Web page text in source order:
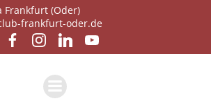
Zum
Inhalt
springen
Frankfurt (Oder)
frankfurt-oder.de